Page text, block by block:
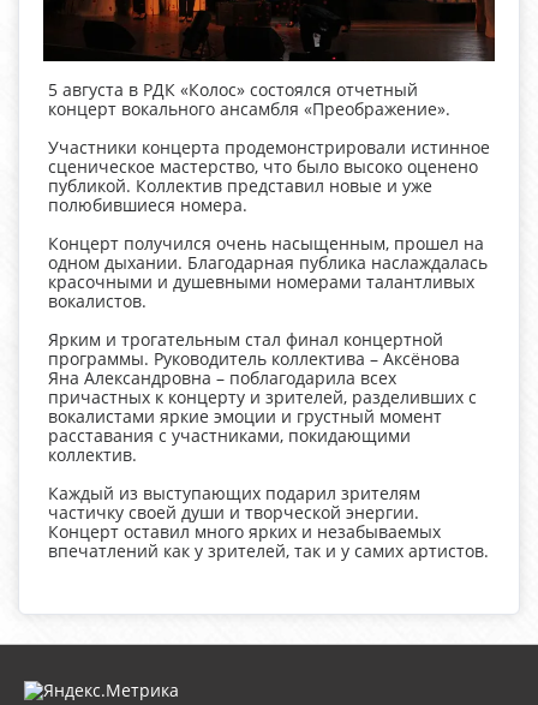
5 августа в РДК «Колос» состоялся отчетный
концерт вокального ансамбля «Преображение».
Участники концерта продемонстрировали истинное
сценическое мастерство, что было высоко оценено
публикой. Коллектив представил новые и уже
полюбившиеся номера.
Концерт получился очень насыщенным, прошел на
одном дыхании. Благодарная публика наслаждалась
красочными и душевными номерами талантливых
вокалистов.
Ярким и трогательным стал финал концертной
программы. Руководитель коллектива – Аксёнова
Яна Александровна – поблагодарила всех
причастных к концерту и зрителей, разделивших с
вокалистами яркие эмоции и грустный момент
расставания с участниками, покидающими
коллектив.
Каждый из выступающих подарил зрителям
частичку своей души и творческой энергии.
Концерт оставил много ярких и незабываемых
впечатлений как у зрителей, так и у самих артистов.